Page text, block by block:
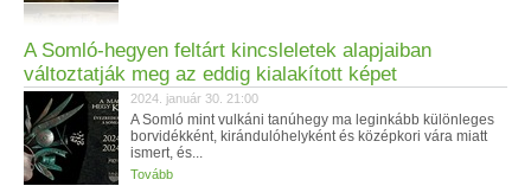
A Somló-hegyen feltárt kincsleletek alapjaiban
változtatják meg az eddig kialakított képet
2024. január 30. 21:00
A Somló mint vulkáni tanúhegy ma leginkább különleges
borvidékként, kirándulóhelyként és középkori vára miatt
ismert, és...
Tovább